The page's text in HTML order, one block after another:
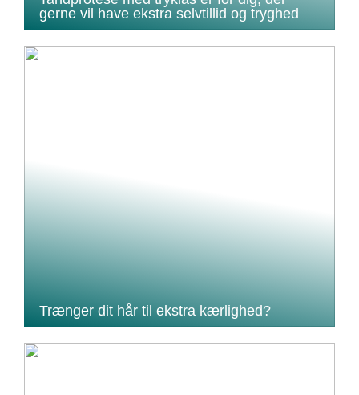
gerne vil have ekstra selvtillid og tryghed
Trænger dit hår til ekstra kærlighed?